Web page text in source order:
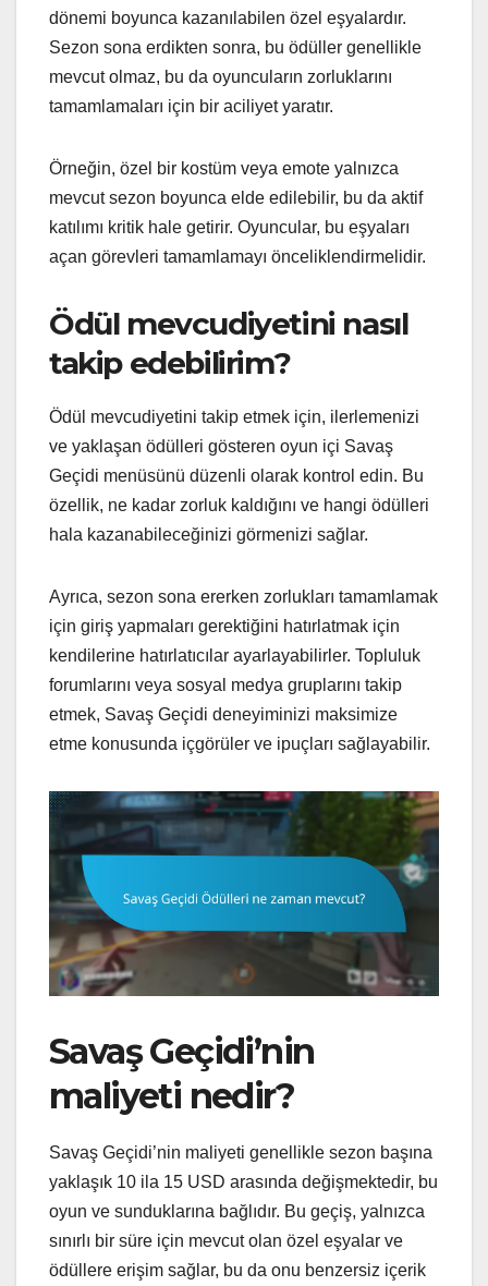
dönemi boyunca kazanılabilen özel eşyalardır.
Sezon sona erdikten sonra, bu ödüller genellikle
mevcut olmaz, bu da oyuncuların zorluklarını
tamamlamaları için bir aciliyet yaratır.
Örneğin, özel bir kostüm veya emote yalnızca
mevcut sezon boyunca elde edilebilir, bu da aktif
katılımı kritik hale getirir. Oyuncular, bu eşyaları
açan görevleri tamamlamayı önceliklendirmelidir.
Ödül mevcudiyetini nasıl
takip edebilirim?
Ödül mevcudiyetini takip etmek için, ilerlemenizi
ve yaklaşan ödülleri gösteren oyun içi Savaş
Geçidi menüsünü düzenli olarak kontrol edin. Bu
özellik, ne kadar zorluk kaldığını ve hangi ödülleri
hala kazanabileceğinizi görmenizi sağlar.
Ayrıca, sezon sona ererken zorlukları tamamlamak
için giriş yapmaları gerektiğini hatırlatmak için
kendilerine hatırlatıcılar ayarlayabilirler. Topluluk
forumlarını veya sosyal medya gruplarını takip
etmek, Savaş Geçidi deneyiminizi maksimize
etme konusunda içgörüler ve ipuçları sağlayabilir.
Savaş Geçidi’nin
maliyeti nedir?
Savaş Geçidi’nin maliyeti genellikle sezon başına
yaklaşık 10 ila 15 USD arasında değişmektedir, bu
oyun ve sunduklarına bağlıdır. Bu geçiş, yalnızca
sınırlı bir süre için mevcut olan özel eşyalar ve
ödüllere erişim sağlar, bu da onu benzersiz içerik